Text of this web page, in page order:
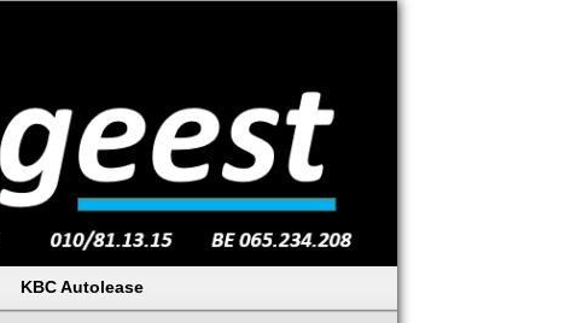
KBC Autolease